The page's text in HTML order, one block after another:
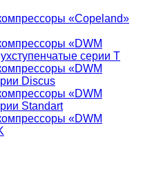
«Copeland»
«DWM
серии T
«DWM
Discus
«DWM
Standart
«DWM